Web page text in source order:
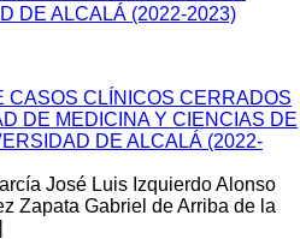
CASOS CLÍNICOS CERRADOS
DE MEDICINA Y CIENCIAS DE
DE ALCALÁ (2022-
José Luis Izquierdo Alonso
Zapata Gabriel de Arriba de la